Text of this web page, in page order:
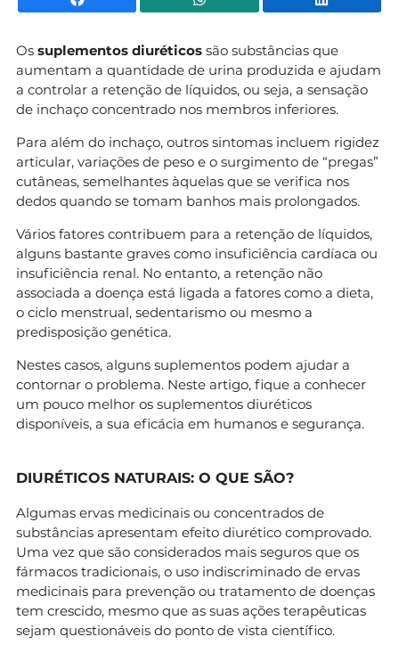
Os suplementos diuréticos são substâncias que
aumentam a quantidade de urina produzida e ajudam
a controlar a retenção de líquidos, ou seja, a sensação
de inchaço concentrado nos membros inferiores.
Para além do inchaço, outros sintomas incluem rigidez
articular, variações de peso e o surgimento de “pregas”
cutâneas, semelhantes àquelas que se verifica nos
dedos quando se tomam banhos mais prolongados.
Vários fatores contribuem para a retenção de líquidos,
alguns bastante graves como insuficiência cardíaca ou
insuficiência renal. No entanto, a retenção não
associada a doença está ligada a fatores como a dieta,
o ciclo menstrual, sedentarismo ou mesmo a
predisposição genética.
Nestes casos, alguns suplementos podem ajudar a
contornar o problema. Neste artigo, fique a conhecer
um pouco melhor os suplementos diuréticos
disponíveis, a sua eficácia em humanos e segurança.
DIURÉTICOS NATURAIS: O QUE SÃO?
Algumas ervas medicinais ou concentrados de
substâncias apresentam efeito diurético comprovado.
Uma vez que são considerados mais seguros que os
fármacos tradicionais, o uso indiscriminado de ervas
medicinais para prevenção ou tratamento de doenças
tem crescido, mesmo que as suas ações terapêuticas
sejam questionáveis do ponto de vista científico.